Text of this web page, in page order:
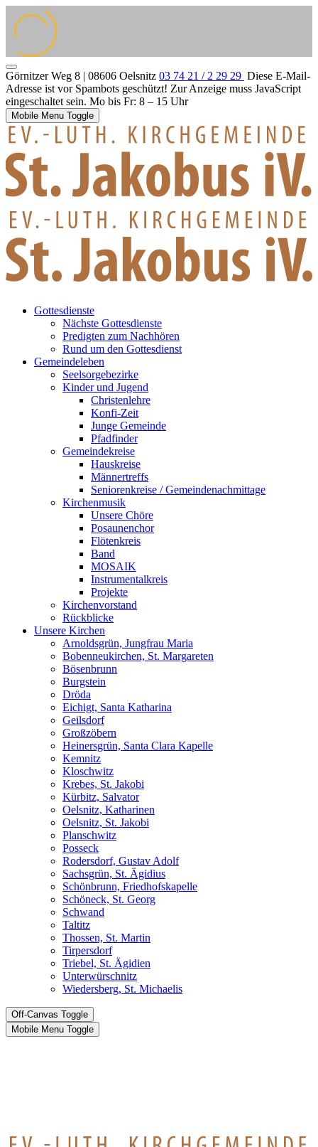
Görnitzer Weg 8 | 08606 Oelsnitz 03 74 21 / 2 29 29 Diese E-Mail-
Adresse ist vor Spambots geschützt! Zur Anzeige muss JavaScript
eingeschaltet sein. Mo bis Fr: 8 – 15 Uhr
Mobile Menu Toggle
Gottesdienste
Nächste Gottesdienste
Predigten zum Nachhören
Rund um den Gottesdienst
Gemeindeleben
Seelsorgebezirke
Kinder und Jugend
Christenlehre
Konfi-Zeit
Junge Gemeinde
Pfadfinder
Gemeindekreise
Hauskreise
Männertreffs
Seniorenkreise / Gemeindenachmittage
Kirchenmusik
Unsere Chöre
Posaunenchor
Flötenkreis
Band
MOSAIK
Instrumentalkreis
Projekte
Kirchenvorstand
Rückblicke
Unsere Kirchen
Arnoldsgrün, Jungfrau Maria
Bobenneukirchen, St. Margareten
Bösenbrunn
Burgstein
Dröda
Eichigt, Santa Katharina
Geilsdorf
Großzöbern
Heinersgrün, Santa Clara Kapelle
Kemnitz
Kloschwitz
Krebes, St. Jakobi
Kürbitz, Salvator
Oelsnitz, Katharinen
Oelsnitz, St. Jakobi
Planschwitz
Posseck
Rodersdorf, Gustav Adolf
Sachsgrün, St. Ägidius
Schönbrunn, Friedhofskapelle
Schöneck, St. Georg
Schwand
Taltitz
Thossen, St. Martin
Tirpersdorf
Triebel, St. Ägidien
Unterwürschnitz
Wiedersberg, St. Michaelis
Off-Canvas Toggle
Mobile Menu Toggle